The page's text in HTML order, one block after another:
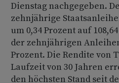
Dienstag nachgegeben.
zehnjährige
um 0,34 Prozent auf
der zehnjährigen
Prozent. Die Rendite von
Laufzeit von 30 Jahren
den höchsten Stand seit